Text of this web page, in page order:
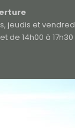
jeudis et
de 14h00 à 17h30